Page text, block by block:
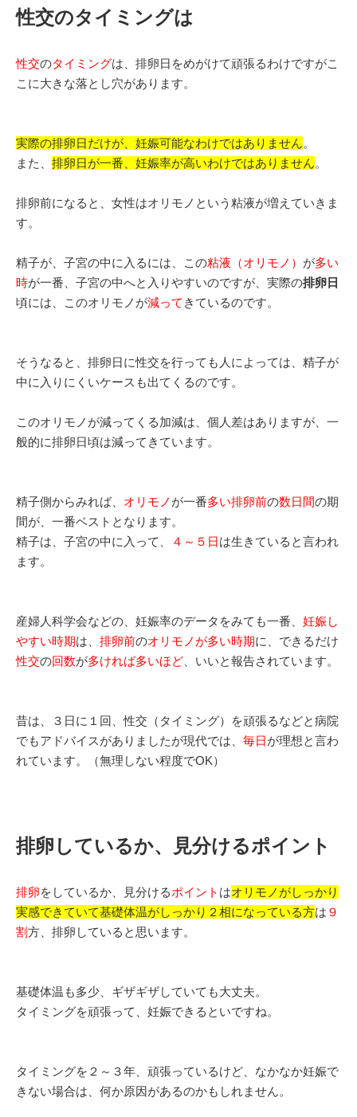
性交のタイミングは
性交のタイミングは、排卵日をめがけて頑張るわけですがこ
こに大きな落とし穴があります。
実際の排卵日だけが、妊娠可能なわけではありません。
また、 排卵日が一番、妊娠率が高いわけではありません。
排卵前になると、女性はオリモノという粘液が増えていきま
す。
精子が、子宮の中に入るには、この粘液（オリモノ） が多い
時が一番、子宮の中へと入りやすいのですが、実際の排卵日
頃には、このオリモノが減って きているのです。
そうなると、排卵日に性交を行っても人によっては、精子が
中に入りにくいケースも出てくるのです。
このオリモノが減ってくる加減は、個人差はありますが、一
般的に排卵日頃は減ってきています。
精子側からみれば、 オリモノ が一番多い排卵前の数日間の期
間が、一番ベストとなります。
精子は、子宮の中に入って、
４～５日は生きていると言われ
ます。
産婦人科学会などの、妊娠率のデータをみても一番、 妊娠し
やすい時期は、 排卵前のオリモノが多い時期に、できるだけ
性交の回数が多ければ多いほど 、いいと報告されています。
昔は、３日に１回、性交（タイミング）を頑張るなどと病院
でもアドバイスがありましたが現代では、 毎日が理想と言わ
れています。（無理しない程度でOK）
排卵しているか、見分けるポイント
排卵をしているか、見分けるポイント はオリモノがしっかり
実感できていて基礎体温がしっかり２相になっている方は ９
割方、排卵していると思います。
基礎体温も多少、ギザギザしていても大丈夫。
タイミングを頑張って、妊娠できるといですね。
タイミングを２～３年、頑張っているけど、なかなか妊娠で
きない場合は、何か原因があるのかもしれません。